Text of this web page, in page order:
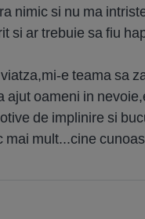
nimic si nu ma
si ar trebuie sa fiu
e teama sa
oameni in
de implinire si
mult...cine